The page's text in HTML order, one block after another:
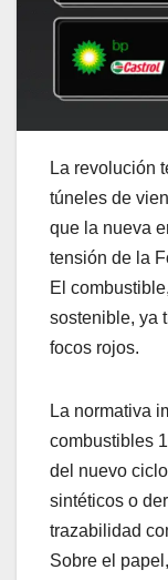
La revolución
túneles de
que la nueva
tensión de la
El
sostenible, ya
focos rojos.
La normativa
combustibles
del nuevo
sintéticos o
trazabilidad
Sobre el